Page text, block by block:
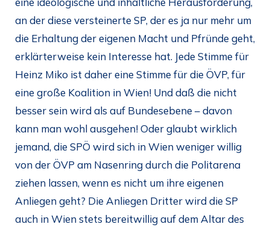
an der diese versteinerte SP, der es ja nur mehr um
die Erhaltung der eigenen Macht und Pfründe geht,
erklärterweise kein Interesse hat. Jede Stimme für
Heinz Miko ist daher eine Stimme für die ÖVP, für
eine große Koalition in Wien! Und daß die nicht
besser sein wird als auf Bundesebene – davon
kann man wohl ausgehen! Oder glaubt wirklich
jemand, die SPÖ wird sich in Wien weniger willig
von der ÖVP am Nasenring durch die Politarena
ziehen lassen, wenn es nicht um ihre eigenen
Anliegen geht? Die Anliegen Dritter wird die SP
auch in Wien stets bereitwillig auf dem Altar des